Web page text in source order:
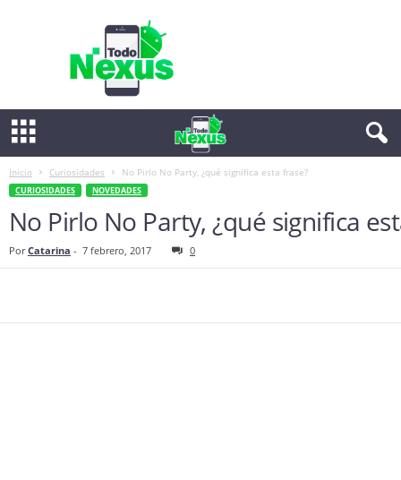
e
Inicio Curiosidades No Pirlo No Party, ¿qué significa esta frase?
CURIOSIDADES NOVEDADES
No Pirlo No Party, ¿qué significa
Por Catarina - 7 febrero, 2017 0